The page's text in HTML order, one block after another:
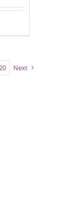
Next